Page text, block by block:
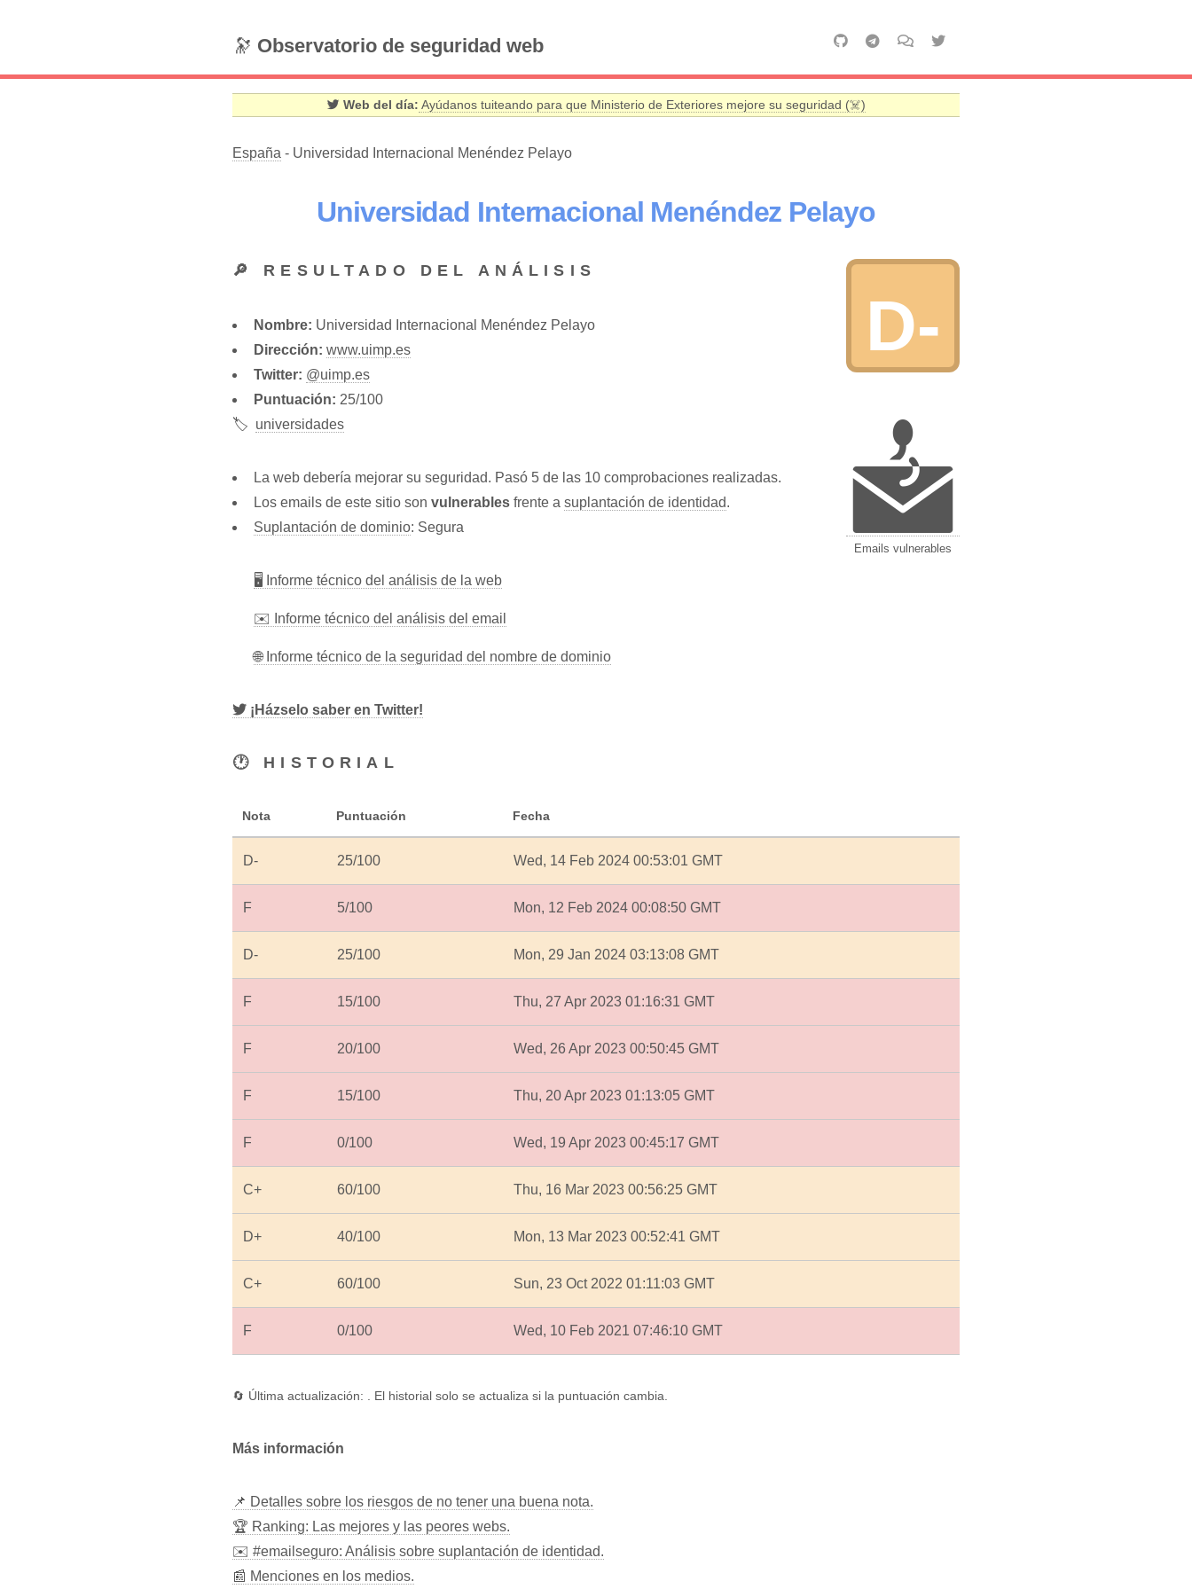
🔭 Observatorio de seguridad web
Web del día: Ayúdanos tuiteando para que Ministerio de Exteriores mejore su seguridad (☠️)
España - Universidad Internacional Menéndez Pelayo
Universidad Internacional Menéndez Pelayo
D-
Emails vulnerables
🔎 RESULTADO DEL ANÁLISIS
Nombre: Universidad Internacional Menéndez Pelayo
Dirección: www.uimp.es
Twitter: @uimp.es
Puntuación: 25/100
🏷️ universidades
La web debería mejorar su seguridad. Pasó 5 de las 10 comprobaciones realizadas.
Los emails de este sitio son vulnerables frente a suplantación de identidad.
Suplantación de dominio: Segura
🖥 Informe técnico del análisis de la web
✉️ Informe técnico del análisis del email
🌐 Informe técnico de la seguridad del nombre de dominio
¡Házselo saber en Twitter!
🕐 HISTORIAL
Nota Puntuación Fecha
D- 25/100 Wed, 14 Feb 2024 00:53:01 GMT
F 5/100 Mon, 12 Feb 2024 00:08:50 GMT
D- 25/100 Mon, 29 Jan 2024 03:13:08 GMT
F 15/100 Thu, 27 Apr 2023 01:16:31 GMT
F 20/100 Wed, 26 Apr 2023 00:50:45 GMT
F 15/100 Thu, 20 Apr 2023 01:13:05 GMT
F 0/100 Wed, 19 Apr 2023 00:45:17 GMT
C+ 60/100 Thu, 16 Mar 2023 00:56:25 GMT
D+ 40/100 Mon, 13 Mar 2023 00:52:41 GMT
C+ 60/100 Sun, 23 Oct 2022 01:11:03 GMT
F 0/100 Wed, 10 Feb 2021 07:46:10 GMT
🔄 Última actualización: . El historial solo se actualiza si la puntuación cambia.
Más información
📌 Detalles sobre los riesgos de no tener una buena nota.
🏆 Ranking: Las mejores y las peores webs.
✉️ #emailseguro: Análisis sobre suplantación de identidad.
📰 Menciones en los medios.